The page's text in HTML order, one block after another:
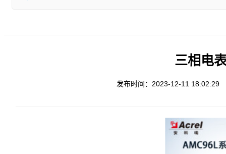
三相电
发布时间：2023-12-11 18:02:29